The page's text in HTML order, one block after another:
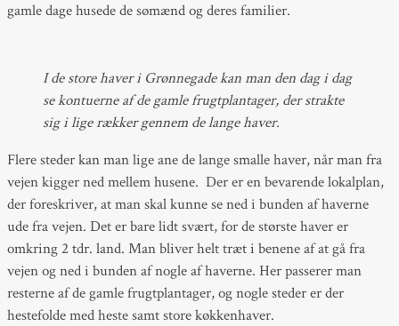
gamle dage husede de sømænd og deres familier.
I de store haver i Grønnegade kan man den dag i dag
se kontuerne af de gamle frugtplantager, der strakte
sig i lige rækker gennem de lange haver.
Flere steder kan man lige ane de lange smalle haver, når man fra
vejen kigger ned mellem husene. Der er en bevarende lokalplan,
der foreskriver, at man skal kunne se ned i bunden af haverne
ude fra vejen. Det er bare lidt svært, for de største haver er
omkring 2 tdr. land. Man bliver helt træt i benene af at gå fra
vejen og ned i bunden af nogle af haverne. Her passerer man
resterne af de gamle frugtplantager, og nogle steder er der
hestefolde med heste samt store køkkenhaver.